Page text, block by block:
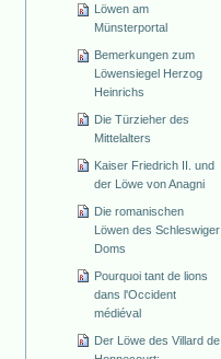
Löwen am
Münsterportal
Bemerkungen zum
Löwensiegel Herzog
Heinrichs
Die Türzieher des
Mittelalters
Kaiser Friedrich II. und
der Löwe von Anagni
Die romanischen
Löwen des Schleswiger
Doms
Pourquoi tant de lions
dans l'Occident
médiéval
Der Löwe des Villard de